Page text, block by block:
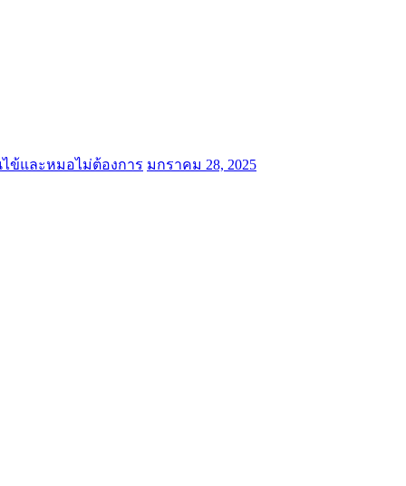
ข้และหมอไม่ต้องการ มกราคม 28, 2025